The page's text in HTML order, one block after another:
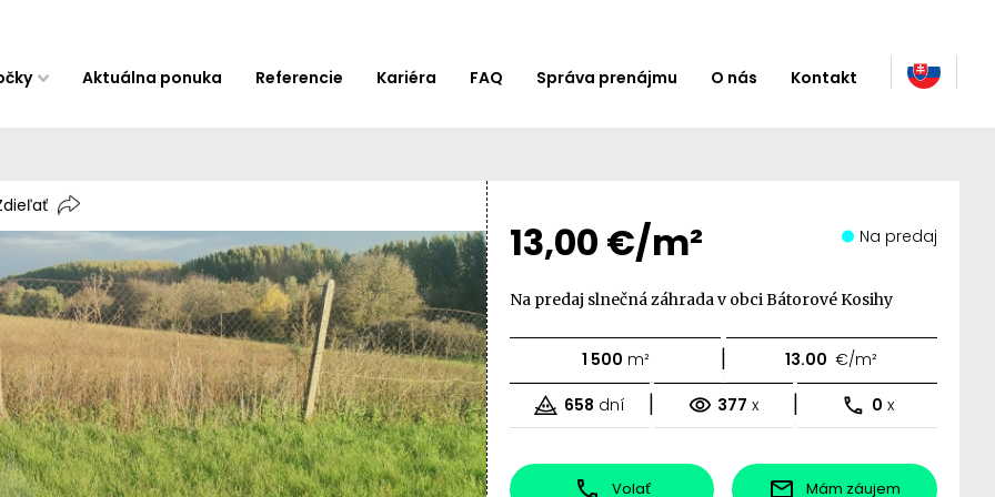
Aktuálna ponuka Referencie Kariéra FAQ Správa prenájmu O nás Kontakt
13,00 €/m² Na predaj
Na predaj slnečná záhrada v obci Bátorové Kosihy
1 500 m² | 13.00 €/m²
658 dní | 377 x | 0 x
Volať Mám záujem